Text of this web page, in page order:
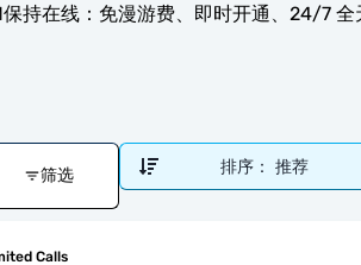
持在线：免漫游费、即时开通、24/7 全
筛选 排序： 推荐
Calls